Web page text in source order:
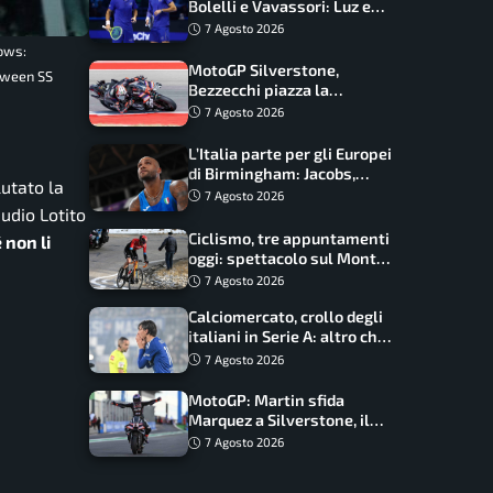
SS
la
Lotito
non li
Bolelli e Vavassori: Luz e
Matos fermano gli azzurri
7 Agosto 2026
MotoGP Silverstone,
Bezzecchi piazza la
zampata: Aprilia domina,
7 Agosto 2026
L’Italia parte per gli Europei
di Birmingham: Jacobs,
Tamberi e Battocletti
record
7 Agosto 2026
Ciclismo, tre appuntamenti
oggi: spettacolo sul Mont
Ventoux, orari e come
7 Agosto 2026
Calciomercato, crollo degli
italiani in Serie A: altro che
svolta dopo il Mondiale
7 Agosto 2026
MotoGP: Martin sfida
Marquez a Silverstone, il
programma e gli orari
7 Agosto 2026